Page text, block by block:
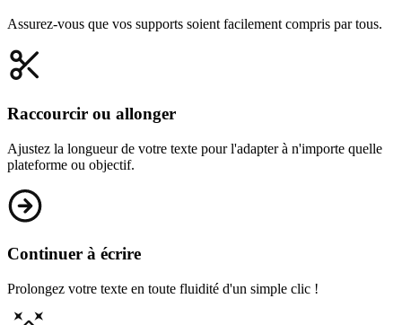
Assurez-vous que vos supports soient facilement compris par tous.
Raccourcir ou allonger
Ajustez la longueur de votre texte pour l'adapter à n'importe quelle
plateforme ou objectif.
Continuer à écrire
Prolongez votre texte en toute fluidité d'un simple clic !